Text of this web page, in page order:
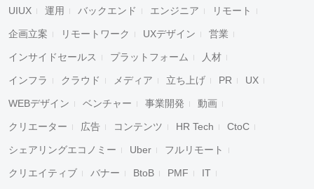
UIUX 運用 バックエンド エンジニア リモート
企画立案 リモートワーク UXデザイン 営業
インサイドセールス プラットフォーム 人材
インフラ クラウド メディア 立ち上げ PR UX
WEBデザイン ベンチャー 事業開発 動画
クリエーター 広告 コンテンツ HR Tech CtoC
シェアリングエコノミー Uber フルリモート
クリエイティブ バナー BtoB PMF IT